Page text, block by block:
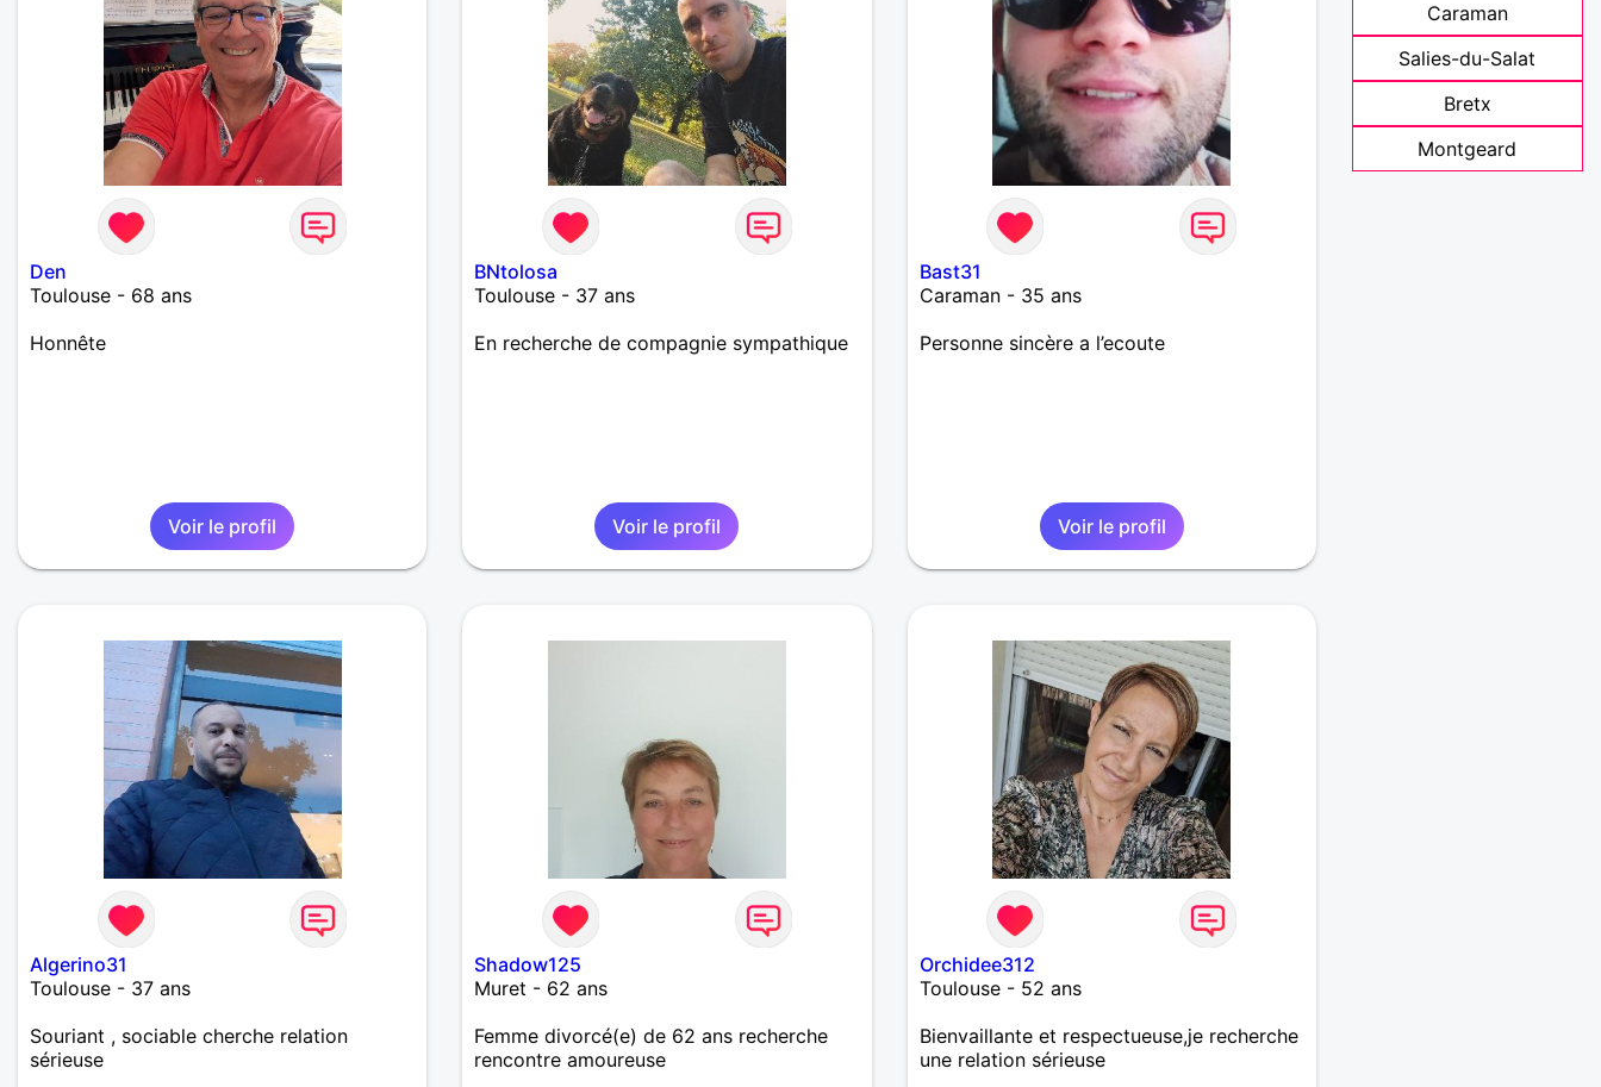
Den
Toulouse - 68 ans
Honnête
Voir le profil
BNtolosa
Toulouse - 37 ans
En recherche de compagnie sympathique
Voir le profil
Bast31
Caraman - 35 ans
Personne sincère a l’ecoute
Voir le profil
Algerino31
Toulouse - 37 ans
Souriant , sociable cherche relation
sérieuse
Shadow125
Muret - 62 ans
Femme divorcé(e) de 62 ans recherche
rencontre amoureuse
Orchidee312
Toulouse - 52 ans
Bienvaillante et respectueuse,je recherche
une relation sérieuse
Caraman
Salies-du-Salat
Bretx
Montgeard